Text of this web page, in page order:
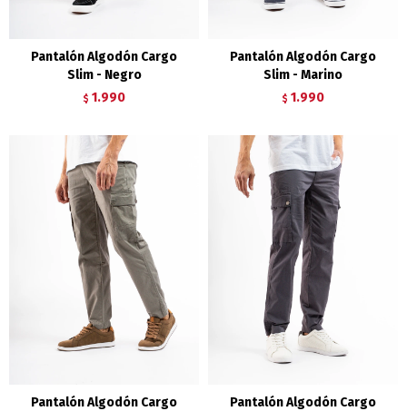
Pantalón Algodón Cargo
Slim - Negro
$ 1.990
Pantalón Algodón Cargo
Slim - Marino
$ 1.990
Pantalón Algodón Cargo
Pantalón Algodón Cargo